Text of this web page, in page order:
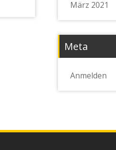
März 2021
Meta
Anmelden